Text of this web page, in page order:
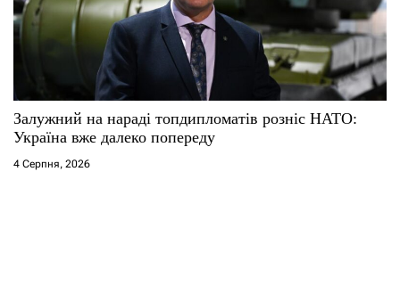
Залужний на нараді топдипломатів розніс НАТО:
Україна вже далеко попереду
4 Серпня, 2026